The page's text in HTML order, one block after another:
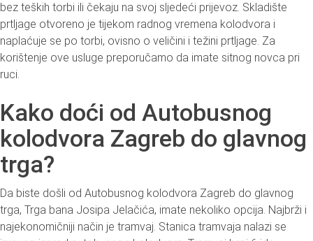
bez teških torbi ili čekaju na svoj sljedeći prijevoz. Skladište
prtljage otvoreno je tijekom radnog vremena kolodvora i
naplaćuje se po torbi, ovisno o veličini i težini prtljage. Za
korištenje ove usluge preporučamo da imate sitnog novca pri
ruci.
Kako doći od Autobusnog
kolodvora Zagreb do glavnog
trga?
Da biste došli od Autobusnog kolodvora Zagreb do glavnog
trga, Trga bana Josipa Jelačića, imate nekoliko opcija. Najbrži i
najekonomičniji način je tramvaj. Stanica tramvaja nalazi se